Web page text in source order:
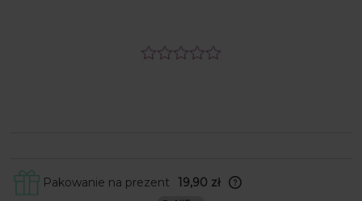
Pakowanie na prezent 19,90 zł
Skrzynki obwijamy w papier ozdobny, a